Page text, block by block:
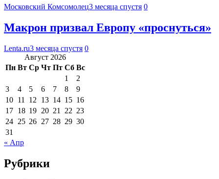
Московский Комсомолец3 месяца спустя 0
Макрон призвал Европу «проснуться»
Lenta.ru3 месяца спустя 0
Август 2026
Пн Вт Ср Чт Пт Сб Вс
1
2
3
4 5 6 7 8
9
10 11 12 13 14 15 16
17 18 19 20 21 22 23
24 25 26 27 28 29 30
31
« Апр
Рубрики